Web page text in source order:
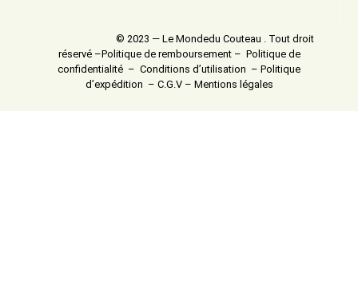
© 2023 — Le Mondedu Couteau . Tout droit
réservé –Politique de remboursement – Politique de
confidentialité – Conditions d’utilisation – Politique
d’expédition – C.G.V– Mentions légales